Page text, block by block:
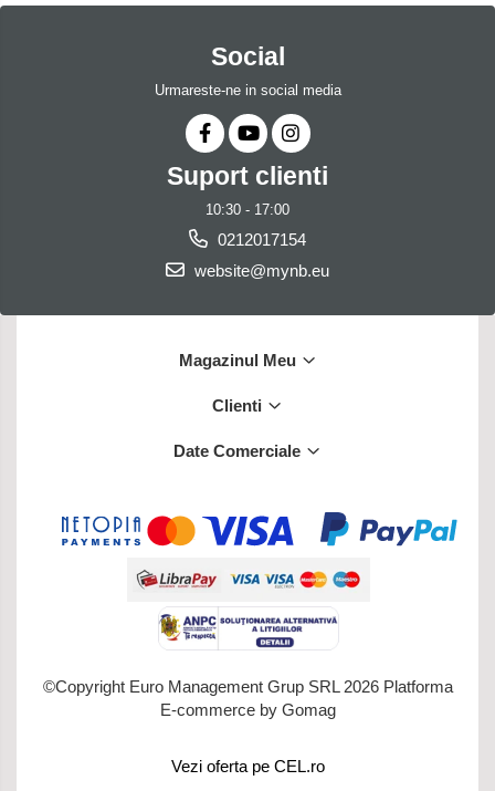
Social
Urmareste-ne in social media
Suport clienti
10:30 - 17:00
0212017154
website@mynb.eu
Magazinul Meu
Clienti
Date Comerciale
©Copyright Euro Management Grup SRL 2026 Platforma
E-commerce by Gomag
Vezi oferta pe CEL.ro